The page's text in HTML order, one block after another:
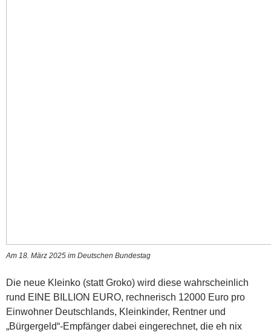
Am 18. März 2025 im Deutschen Bundestag
Die neue Kleinko (statt Groko) wird diese wahrscheinlich
rund EINE BILLION EURO, rechnerisch 12000 Euro pro
Einwohner Deutschlands, Kleinkinder, Rentner und
„Bürgergeld“-Empfänger dabei eingerechnet, die eh nix